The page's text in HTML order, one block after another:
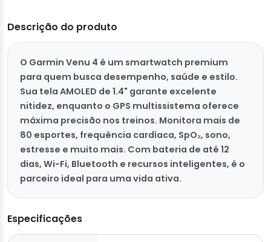
Descrição do produto
O Garmin Venu 4 é um smartwatch premium
para quem busca desempenho, saúde e estilo.
Sua tela AMOLED de 1.4" garante excelente
nitidez, enquanto o GPS multissistema oferece
máxima precisão nos treinos. Monitora mais de
80 esportes, frequência cardíaca, SpO₂, sono,
estresse e muito mais. Com bateria de até 12
dias, Wi-Fi, Bluetooth e recursos inteligentes, é o
parceiro ideal para uma vida ativa.
Especificações